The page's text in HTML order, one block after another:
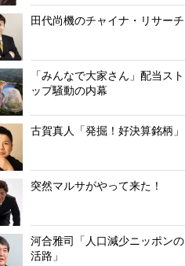
田代尚機のチャイナ・リサーチ
「みんなで大家さん」配当スト
ップ騒動の内幕
古賀真人「発掘！好決算銘柄」
突然マルサがやって来た！
河合雅司「人口減少ニッポンの
活路」